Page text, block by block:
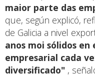
maior parte das
que, según explicó,
de Galicia a nivel
anos moi sólidos
empresarial cada
diversificado" ,